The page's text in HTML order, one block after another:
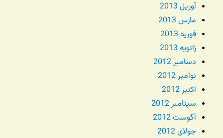
آوریل 2013
مارس 2013
فوریه 2013
ژانویه 2013
دسامبر 2012
نوامبر 2012
اکتبر 2012
سپتامبر 2012
آگوست 2012
جولای 2012